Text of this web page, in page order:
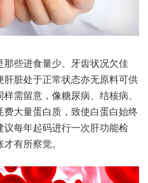
查，切莫‮腿到等‬部出‮肿现‬胀才‮所有‬察觉。